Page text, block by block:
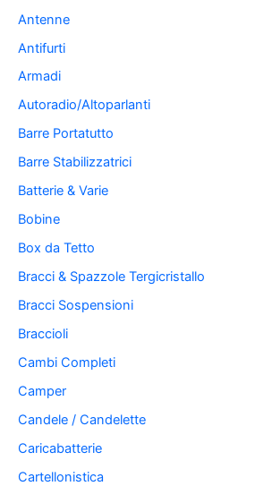
Antenne
Antifurti
Armadi
Autoradio/Altoparlanti
Barre Portatutto
Barre Stabilizzatrici
Batterie & Varie
Bobine
Box da Tetto
Bracci & Spazzole Tergicristallo
Bracci Sospensioni
Braccioli
Cambi Completi
Camper
Candele / Candelette
Caricabatterie
Cartellonistica